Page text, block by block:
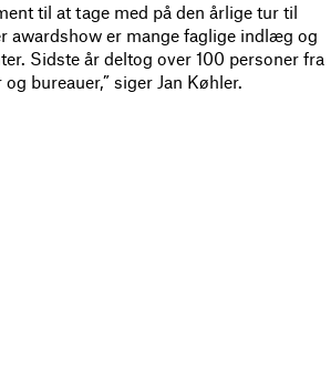
til at tage med på den årlige tur til
awardshow er mange faglige indlæg og
Sidste år deltog over 100 personer fra
bureauer,” siger Jan Køhler.